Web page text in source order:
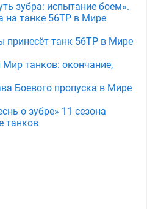
зубра: испытание боем».
на танке 56TP в Мире
принесёт танк 56TP в Мире
Мир танков: окончание,
Боевого пропуска в Мире
о зубре» 11 сезона
танков